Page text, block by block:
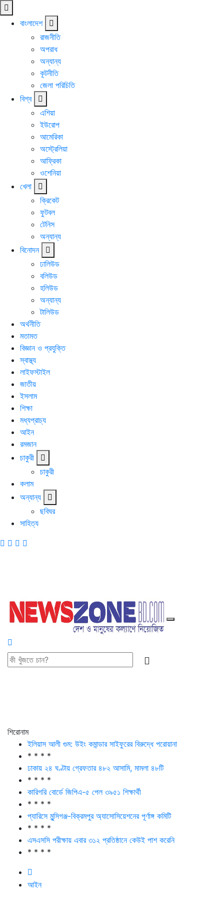
বাংলাদেশ
রাজনীতি
অপরাধ
অন্যান্য
কূটনীতি
জেলা পরিচিতি
বিশ্ব
এশিয়া
ইউরোপ
আমেরিকা
অস্ট্রেলিয়া
আফ্রিকা
ওশেনিয়া
খেলা
ক্রিকেট
ফুটবল
টেনিস
অন্যান্য
বিনোদন
ঢালিউড
বলিউড
হলিউড
অন্যান্য
টালিউড
অর্থনীতি
মতামত
বিজ্ঞান ও প্রযুক্তি
স্বাস্থ্য
লাইফস্টাইল
জাতীয়
ইসলাম
শিক্ষা
মধ্যপ্রাচ্য
আইন
রমজান
চাকুরী
চাকুরী
কলাম
অন্যান্য
ছবিঘর
সাহিত্য
শিরোনাম
ইলিয়াস আলী গুম: উইং কমান্ডার সাইফুরের বিরুদ্ধে পরোয়ানা
* * * *
ঢাকায় ২৪ ঘণ্টায় গ্রেফতার ৪৮২ আসামি, মামলা ৪৮টি
* * * *
কারিগরি বোর্ডে জিপিএ-৫ পেল ৩৯৫১ শিক্ষার্থী
* * * *
প্যারিসে মুন্সিগঞ্জ-বিক্রমপুর অ্যাসোসিয়েশনের পূর্ণাঙ্গ কমিটি
* * * *
এসএসসি পরীক্ষায় এবার ৩১২ প্রতিষ্ঠানে কেউই পাশ করেনি
* * * *
আইন